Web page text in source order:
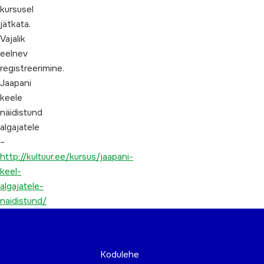
kursusel
jätkata.
Vajalik
eelnev
registreerimine.
Jaapani
keele
näidistund
algajatele
–
http://kultuur.ee/kursus/jaapani-
keel-
algajatele-
naidistund/
Kodulehe